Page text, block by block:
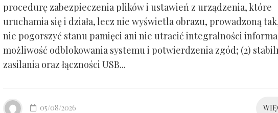
procedurę zabezpieczenia plików i ustawień z urządzenia, które
uruchamia się i działa, lecz nie wyświetla obrazu, prowadzoną
nie pogorszyć stanu pamięci ani nie utracić integralności
możliwość odblokowania systemu i potwierdzenia zgód; (2)
zasilania oraz łączności USB...
05/08/2026